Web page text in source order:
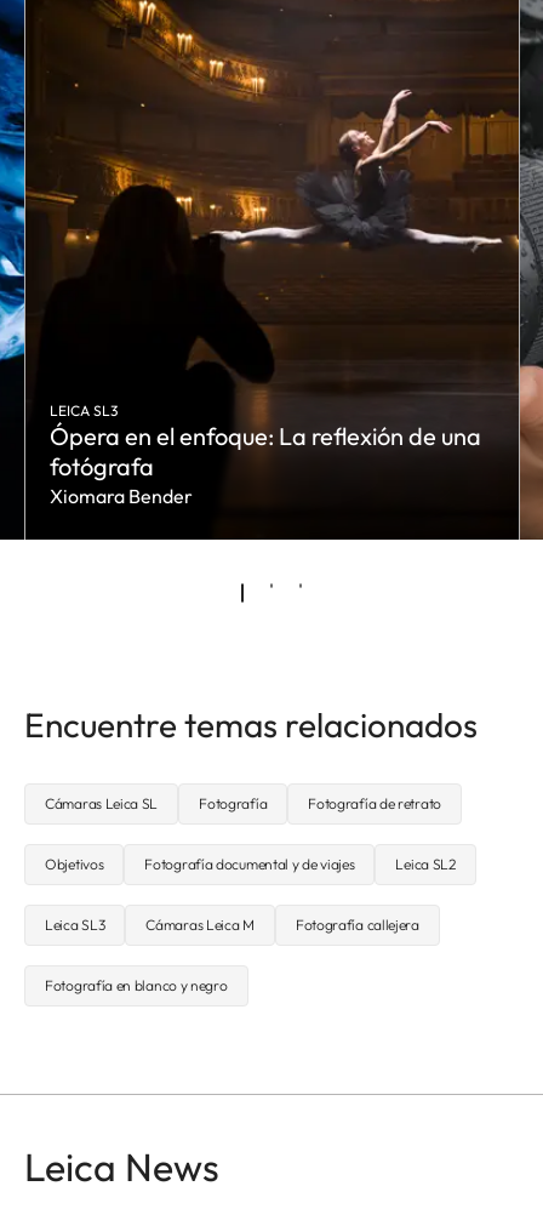
LEICA SL3
Ópera en el enfoque: La reflexión de una
fotógrafa
Xiomara Bender
Encuentre temas relacionados
Cámaras Leica SL Fotografía Fotografía de retrato
Objetivos Fotografía documental y de viajes Leica SL2
Leica SL3 Cámaras Leica M Fotografía callejera
Fotografía en blanco y negro
Leica News